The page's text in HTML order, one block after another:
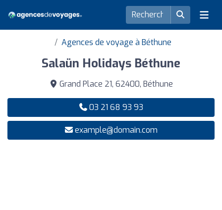
Agences de voyage à Béthune
Salaün Holidays Béthune
Grand Place 21, 62400, Béthune
03 21 68 93 93
example@domain.com